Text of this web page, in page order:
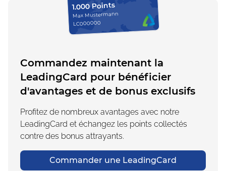
1.000 Points
Max Mustermann
LC000000
Commandez maintenant la
LeadingCard pour bénéficier
d'avantages et de bonus exclusifs
Profitez de nombreux avantages avec notre
LeadingCard et échangez les points collectés
contre des bonus attrayants.
Commander une LeadingCard